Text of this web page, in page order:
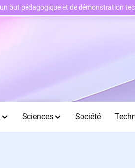
Sciences Société
but pédagogique et de démonstration